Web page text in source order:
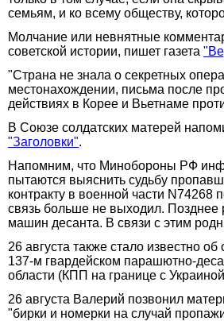
семьям, и ко всему обществу,
Молчание или невнятные
советской истории, пишет газета
"Страна не знала о секретных
местонахождении, письма после
действиях в Корее и Вьетнаме
В Союзе солдатских матерей
"Заголовки".
Напомним, что Минобороны РФ
пытаются выяснить судьбу
контракту в военной части
связь больше не выходил. Позднее
машин десанта. В связи с этим
26 августа также стало известно
137-м гвардейском парашютно-
области (КПП на границе с
26 августа Валерий позвонил
"бирки и номерки на случай